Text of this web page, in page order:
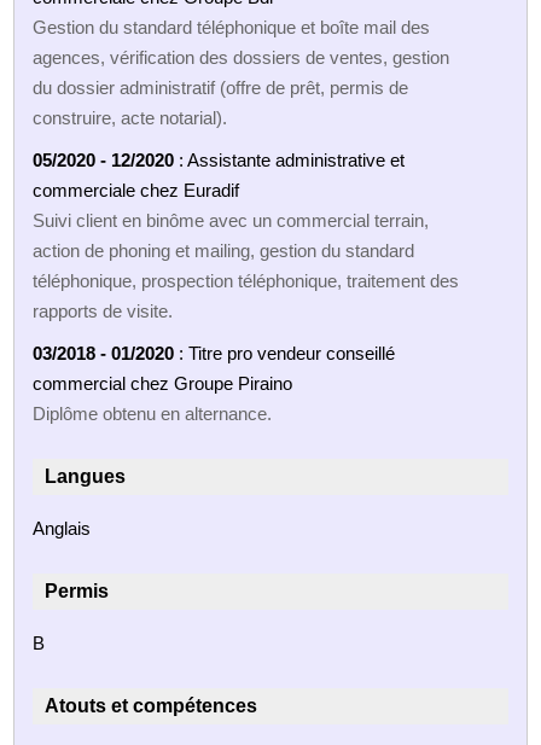
Gestion du standard téléphonique et boîte mail des
agences, vérification des dossiers de ventes, gestion
du dossier administratif (offre de prêt, permis de
construire, acte notarial).
05/2020 - 12/2020 : Assistante administrative et
commerciale chez Euradif
Suivi client en binôme avec un commercial terrain,
action de phoning et mailing, gestion du standard
téléphonique, prospection téléphonique, traitement des
rapports de visite.
03/2018 - 01/2020 : Titre pro vendeur conseillé
commercial chez Groupe Piraino
Diplôme obtenu en alternance.
Langues
Anglais
Permis
B
Atouts et compétences